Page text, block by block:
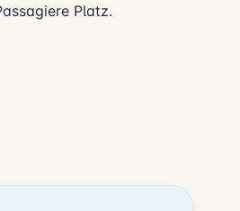
Platz.